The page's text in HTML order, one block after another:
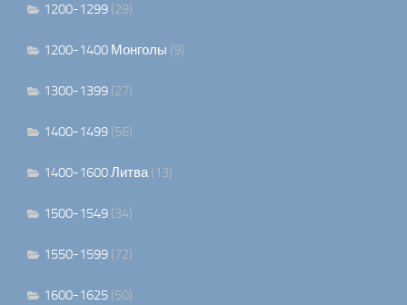
1200-1299 (29)
1200-1400 Монголы (9)
1300-1399 (27)
1400-1499 (56)
1400-1600 Литва(13)
1500-1549 (34)
1550-1599 (72)
1600-1625 (50)